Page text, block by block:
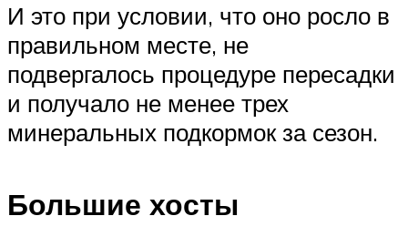
И это при условии, что оно росло в
правильном месте, не
подвергалось процедуре пересадки
и получало не менее трех
минеральных подкормок за сезон.
Большие хосты